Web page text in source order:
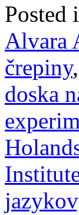
Posted
Alvara
črepiny,
doska